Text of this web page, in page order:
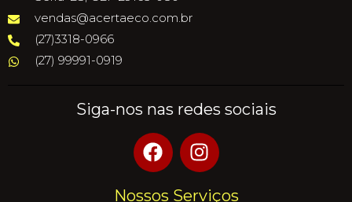
vendas@acertaeco.com.br
(27)3318-0966
(27) 99991-0919
Siga-nos nas redes sociais
Nossos Serviços